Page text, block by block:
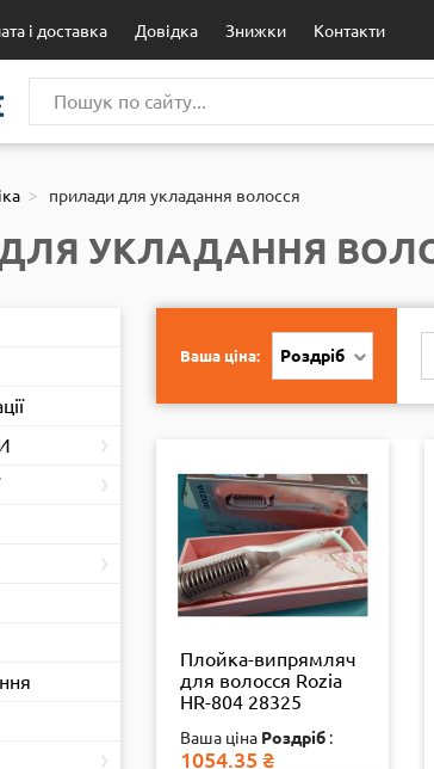
і доставка Довідка Знижки Контакти
прилади для укладання волосся
УКЛАДАННЯ
Ваша ціна: Роздріб
Плойка-випрямляч
для волосся Rozia
HR-804 28325
Ваша ціна Роздріб :
1054.35 ₴